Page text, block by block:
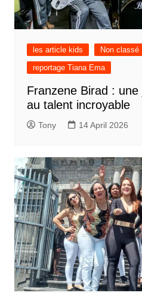
les article kids Non classé
reportage Tiana Ema
Franzene Birad :
au talent incroyable
Tony 14 April 2026